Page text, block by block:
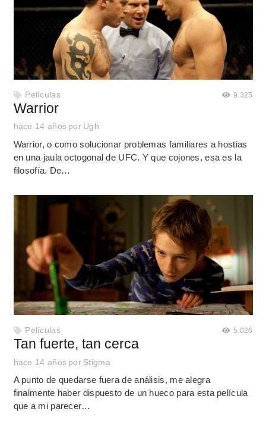
Películas 9.325
Warrior
hace 14 años por Ugh
Warrior, o como solucionar problemas familiares a hostias
en una jaula octogonal de UFC. Y que cojones, esa es la
filosofía. De…
Películas 5.026
Tan fuerte, tan cerca
hace 14 años por Stigma
A punto de quedarse fuera de análisis, me alegra
finalmente haber dispuesto de un hueco para esta película
que a mi parecer…